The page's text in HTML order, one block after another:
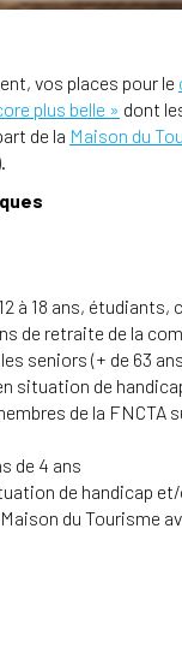
vos places pour le
plus belle » dont
de la Maison du
à 18 ans, étudiants,
de retraite de la
seniors (+ de 63
situation de
de la FNCTA
de 4 ans
de handicap
du Tourisme